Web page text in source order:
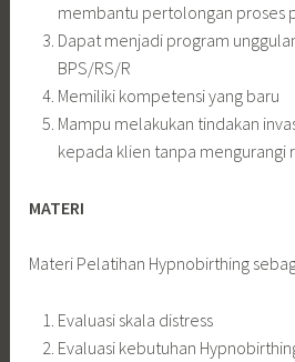
membantu pertolongan proses
Dapat menjadi program
BPS/RS/R
Memiliki kompetensi yang baru
Mampu melakukan tindakan
kepada klien tanpa mengurangi
MATERI
Materi Pelatihan Hypnobirthing
Evaluasi skala distress
Evaluasi kebutuhan